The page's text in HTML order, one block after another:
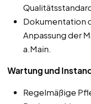
Dokumentation
Anpassung der
a.Main.
Wartung und
Regelmäßige